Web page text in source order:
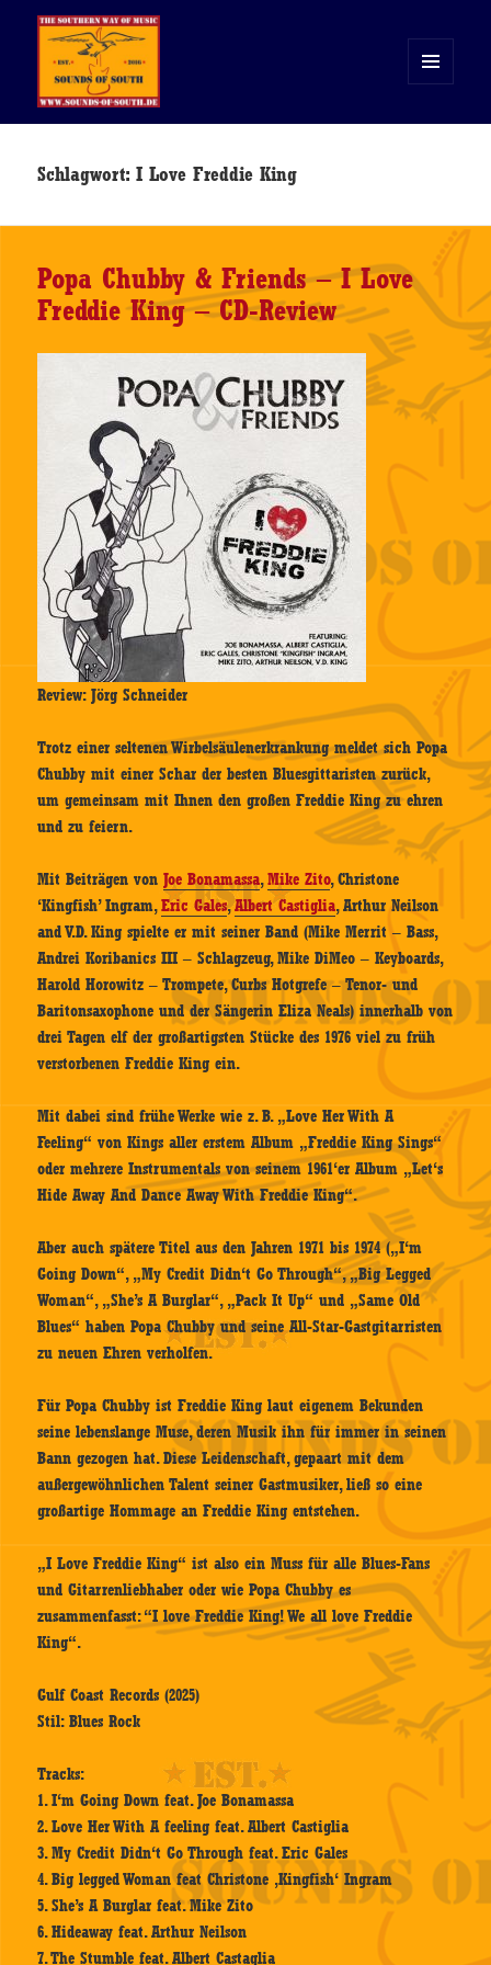
WIDGETS
Schlagwort:I Love Freddie King
Popa Chubby & Friends – I Love
Freddie King – CD-Review
Review: Jörg Schneider
Trotz einer seltenen Wirbelsäulenerkrankung meldet sich Popa
Chubby mit einer Schar der besten Bluesgittaristen zurück,
um gemeinsam mit Ihnen den großen Freddie King zu ehren
und zu feiern.
Mit Beiträgen vonJoe Bonamassa,Mike Zito, Christone
‘Kingfish’ Ingram,Eric Gales,Albert Castiglia, Arthur Neilson
and V.D. King spielte er mit seiner Band (Mike Merrit – Bass,
Andrei Koribanics III – Schlagzeug, Mike DiMeo – Keyboards,
Harold Horowitz – Trompete, Curbs Hotgrefe – Tenor- und
Baritonsaxophone und der Sängerin Eliza Neals) innerhalb von
drei Tagen elf der großartigsten Stücke des 1976 viel zu früh
verstorbenen Freddie King ein.
Mit dabei sind frühe Werke wie z. B. „Love Her With A
Feeling“ von Kings aller erstem Album „Freddie King Sings“
oder mehrere Instrumentals von seinem 1961‘er Album „Let‘s
Hide Away And Dance Away With Freddie King“.
Aber auch spätere Titel aus den Jahren 1971 bis 1974 („I‘m
Going Down“, „My Credit Didn‘t Go Through“, „Big Legged
Woman“, „She’s A Burglar“, „Pack It Up“ und „Same Old
Blues“ haben Popa Chubby und seine All-Star-Gastgitarristen
zu neuen Ehren verholfen.
Für Popa Chubby ist Freddie King laut eigenem Bekunden
seine lebenslange Muse, deren Musik ihn für immer in seinen
Bann gezogen hat. Diese Leidenschaft, gepaart mit dem
außergewöhnlichen Talent seiner Gastmusiker, ließ so eine
großartige Hommage an Freddie King entstehen.
„I Love Freddie King“ ist also ein Muss für alle Blues-Fans
und Gitarrenliebhaber oder wie Popa Chubby es
zusammenfasst: “I love Freddie King! We all love Freddie
King“.
Gulf Coast Records (2025)
Stil: Blues Rock
Tracks:
1. I‘m Going Down feat. Joe Bonamassa
2. Love Her With A feeling feat. Albert Castiglia
3. My Credit Didn‘t Go Through feat. Eric Gales
4. Big legged Woman feat Christone ‚Kingfish‘ Ingram
5. She’s A Burglar feat. Mike Zito
6. Hideaway feat. Arthur Neilson
7. The Stumble feat. Albert Castaglia